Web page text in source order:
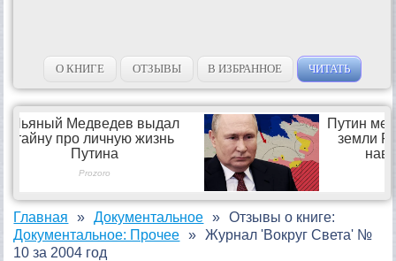
О КНИГЕ ОТЗЫВЫ В ИЗБРАННОЕ ЧИТАТЬ
Главная
Документальное
Документальное: Прочее
Отзывы о книге:
Журнал 'Вокруг Света' №
10 за 2004 год